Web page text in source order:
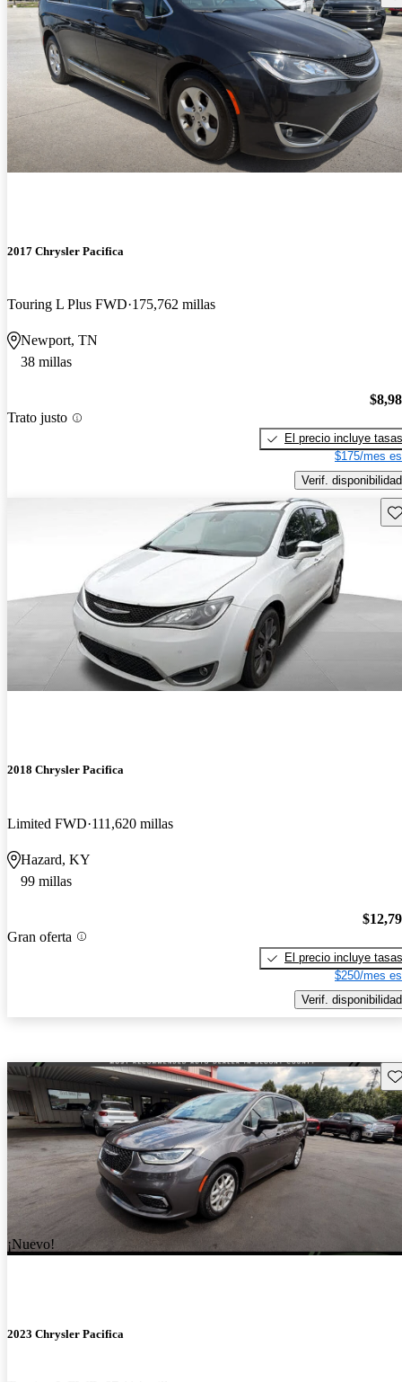
2017 Chrysler Pacifica
Touring L Plus FWD 175,762 millas
Newport, TN
38 millas
Trato justo
El precio incluye tasas
$175/mes
Verif. disponibilidad
2018 Chrysler Pacifica
Limited FWD 111,620 millas
Hazard, KY
99 millas
Gran oferta
El precio incluye tasas
$250/mes
Verif. disponibilidad
¡Nuevo!
2023 Chrysler Pacifica